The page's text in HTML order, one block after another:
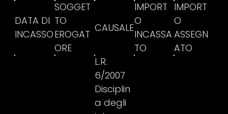
DATA DI
INCASSO
SOGGET
TO
EROGAT
ORE
CAUSALE
IMPORT
O
INCASSA
TO
IMPORT
O
ASSEGN
ATO
L.R.
6/2007
Disciplin
a degli